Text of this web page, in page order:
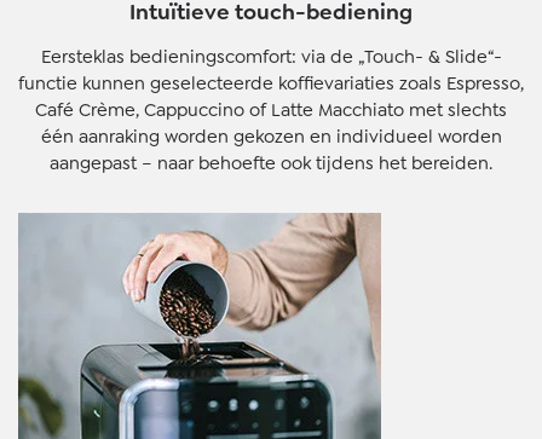
Intuïtieve touch-bediening
Eersteklas bedieningscomfort: via de „Touch- & Slide“-
functie kunnen geselecteerde koffievariaties zoals Espresso,
Café Crème, Cappuccino of Latte Macchiato met slechts
één aanraking worden gekozen en individueel worden
aangepast – naar behoefte ook tijdens het bereiden.